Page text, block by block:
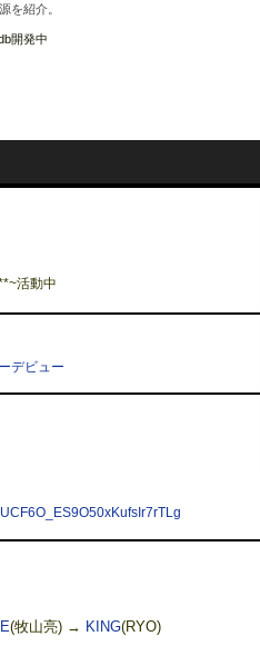
を紹介。
開発中
活動中
デビュー
(牧山亮) → KING(RYO)